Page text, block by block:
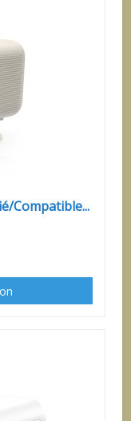
Compatible...